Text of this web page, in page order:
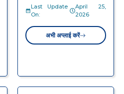
Last Update
On:
April 25,
2026
अभी अप्लाई करें